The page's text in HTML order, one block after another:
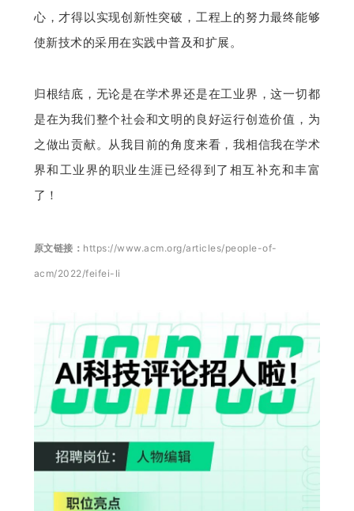
心，才得以实现创新性突破，工程上的努力最终能够
使新技术的采用在实践中普及和扩展。
归根结底，无论是在学术界还是在工业界，这一切都
是在为我们整个社会和文明的良好运行创造价值，为
之做出贡献。从我目前的角度来看，我相信我在学术
界和工业界的职业生涯已经得到了相互补充和丰富
了！
原文链接： https://www.acm.org/articles/people-of-
acm/2022/feifei-li